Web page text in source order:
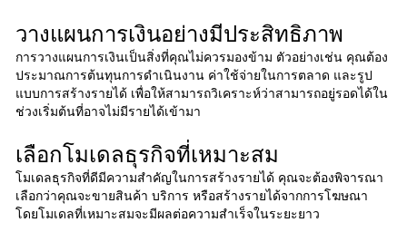
วางแผนการเงินอย่างมีประสิทธิภาพ
การวางแผนการเงินเป็นสิ่งที่คุณไม่ควรมองข้าม ตัวอย่างเช่น คุณต้อง
ประมาณการต้นทุนการดำเนินงาน ค่าใช้จ่ายในการตลาด และรูป
แบบการสร้างรายได้ เพื่อให้สามารถวิเคราะห์ว่าสามารถอยู่รอดได้ใน
ช่วงเริ่มต้นที่อาจไม่มีรายได้เข้ามา
เลือกโมเดลธุรกิจที่เหมาะสม
โมเดลธุรกิจที่ดีมีความสำคัญในการสร้างรายได้ คุณจะต้องพิจารณา
เลือกว่าคุณจะขายสินค้า บริการ หรือสร้างรายได้จากการโฆษณา
โดยโมเดลที่เหมาะสมจะมีผลต่อความสำเร็จในระยะยาว